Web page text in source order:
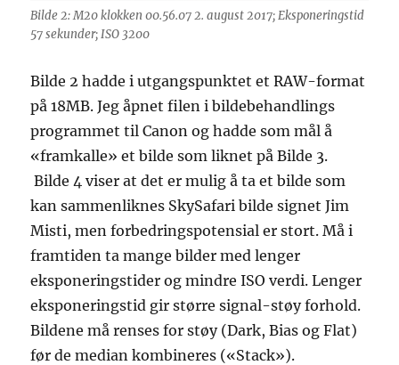
Bilde 2: M20 klokken 00.56.07 2. august 2017; Eksponeringstid
57 sekunder; ISO 3200
Bilde 2 hadde i utgangspunktet et RAW-format
på 18MB. Jeg åpnet filen i bildebehandlings
programmet til Canon og hadde som mål å
«framkalle» et bilde som liknet på Bilde 3.
Bilde 4 viser at det er mulig å ta et bilde som
kan sammenliknes SkySafari bilde signet Jim
Misti, men forbedringspotensial er stort. Må i
framtiden ta mange bilder med lenger
eksponeringstider og mindre ISO verdi. Lenger
eksponeringstid gir større signal-støy forhold.
Bildene må renses for støy (Dark, Bias og Flat)
før de median kombineres («Stack»).